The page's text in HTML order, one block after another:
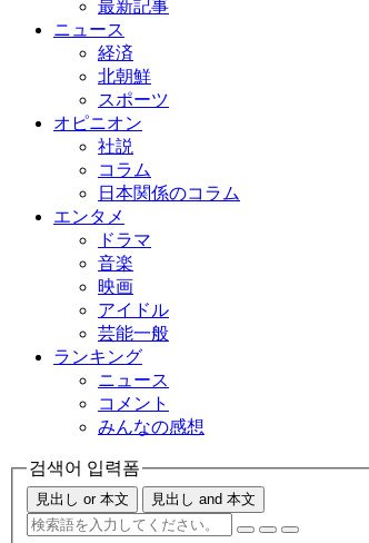
最新記事
ニュース
経済
北朝鮮
スポーツ
オピニオン
社説
コラム
日本関係のコラム
エンタメ
ドラマ
音楽
映画
アイドル
芸能一般
ランキング
ニュース
コメント
みんなの感想
검색어 입력폼
見出し or 本文 見出し and 本文